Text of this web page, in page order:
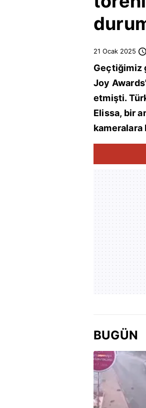
21 Ocak 2025
Geçtiğimiz
Joy
etmişti.
Elissa, bir
kameralara
BUGÜN